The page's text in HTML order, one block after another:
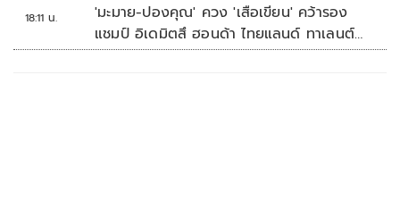
18:11 น.
'มะมาย-ปองคุณ' ควง 'เสือเขียน' คว้ารอง
แชมป์ อิเดมิตสึ ฮอนด้า ไทยแลนด์ ทาเลนต์
คัพ สนาม 3